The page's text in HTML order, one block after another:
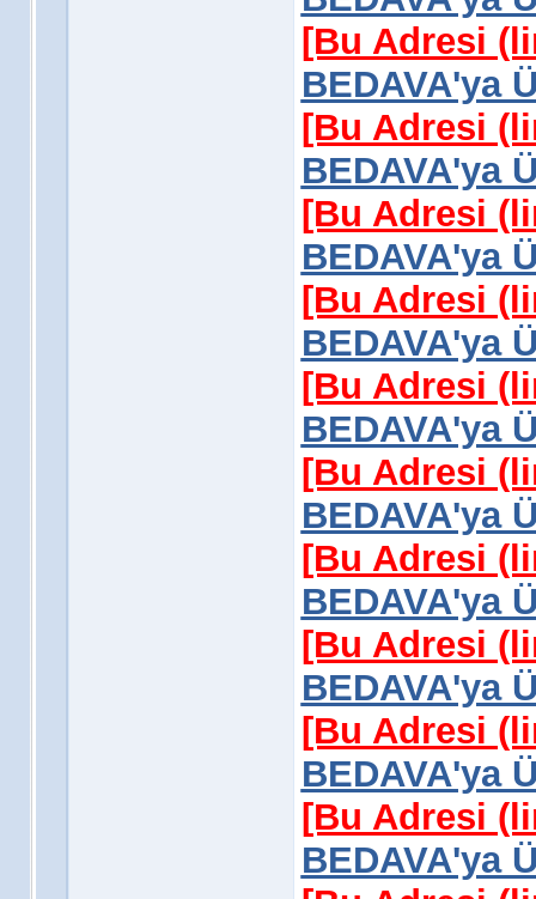
[Bu Adresi
BEDAVA'ya
[Bu Adresi
BEDAVA'ya
[Bu Adresi
BEDAVA'ya
[Bu Adresi
BEDAVA'ya
[Bu Adresi
BEDAVA'ya
[Bu Adresi
BEDAVA'ya
[Bu Adresi
BEDAVA'ya
[Bu Adresi
BEDAVA'ya
[Bu Adresi
BEDAVA'ya
[Bu Adresi
BEDAVA'ya